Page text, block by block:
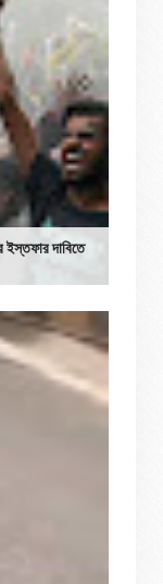
ইস্তফার দাবিতে